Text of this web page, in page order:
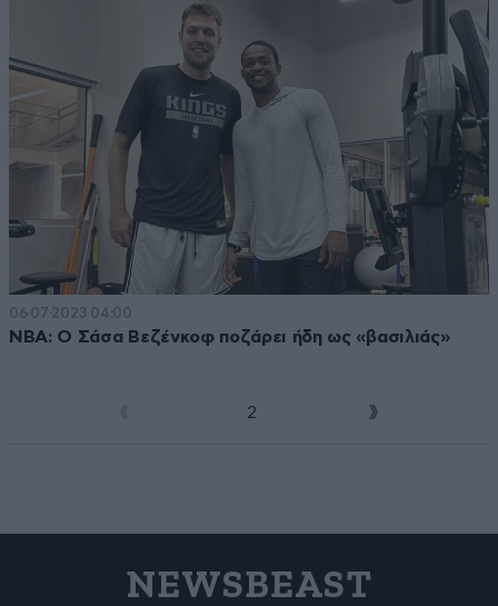
06·07·2023 04:00
NBA: Ο Σάσα Βεζένκοφ ποζάρει ήδη ως «βασιλιάς»
2
NEWSBEAST